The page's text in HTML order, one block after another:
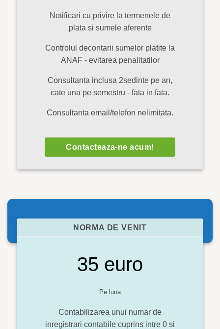
Notificari cu privire la termenele de
plata si sumele aferente
Controlul decontarii sumelor platite la
ANAF - evitarea penalitatilor
Consultanta inclusa 2sedinte pe an,
cate una pe semestru - fata in fata.
Consultanta email/telefon nelimitata.
Contacteaza-ne acum!
NORMA DE VENIT
35 euro
Pe luna
Contabilizarea unui numar de
inregistrari contabile cuprins intre 0 si